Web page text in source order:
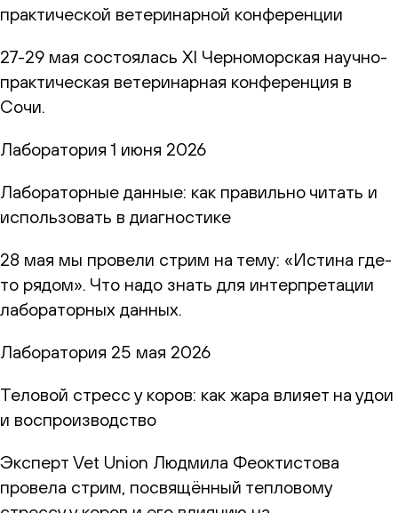
практической ветеринарной конференции
27-29 мая состоялась XI Черноморская научно-
практическая ветеринарная конференция в
Сочи.
Лаборатория 1 июня 2026
Лабораторные данные: как правильно читать и
использовать в диагностике
28 мая мы провели стрим на тему: «Истина где-
то рядом». Что надо знать для интерпретации
лабораторных данных.
Лаборатория 25 мая 2026
Теловой стресс у коров: как жара влияет на удои
и воспроизводство
Эксперт Vet Union Людмила Феоктистова
провела стрим, посвящённый тепловому